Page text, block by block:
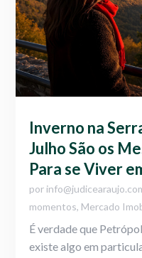
Inverno na
Julho São os
Para se Viver
por
momentos, Mercado
É verdade que
existe algo em